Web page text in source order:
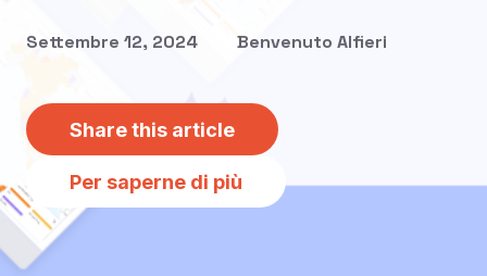
Settembre 12, 2024 Benvenuto Alfieri
Share this article
Per saperne di più